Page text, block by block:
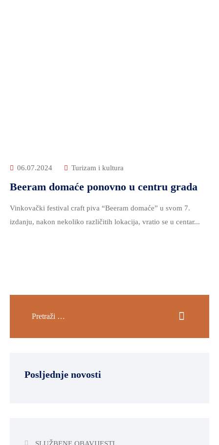
06.07.2024 Turizam i kultura
Beeram domaće ponovno u centru grada
Vinkovački festival craft piva “Beeram domaće” u svom 7.
izdanju, nakon nekoliko različitih lokacija, vratio se u centar...
Posljednje novosti
SLUŽBENE OBAVIJESTI